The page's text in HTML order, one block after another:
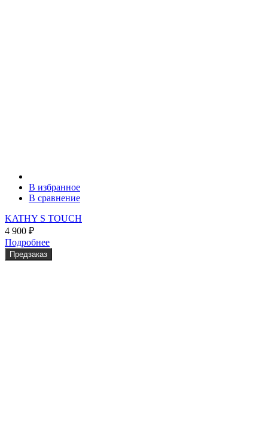
В избранное
В сравнение
KATHY S TOUCH
4 900 ₽
Подробнее
Предзаказ